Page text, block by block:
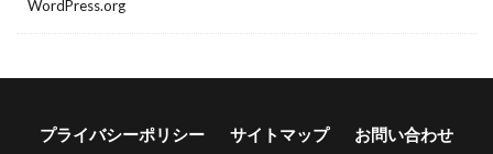
WordPress.org
プライバシーポリシー サイトマップ お問い合わせ